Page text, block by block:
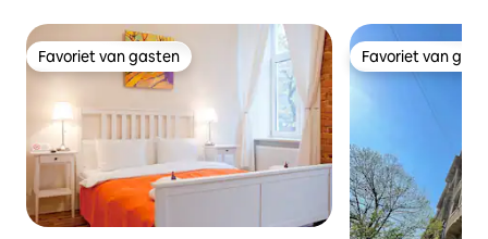
Favoriet van gasten
Favoriet van gasten Favoriet van
Favoriet van